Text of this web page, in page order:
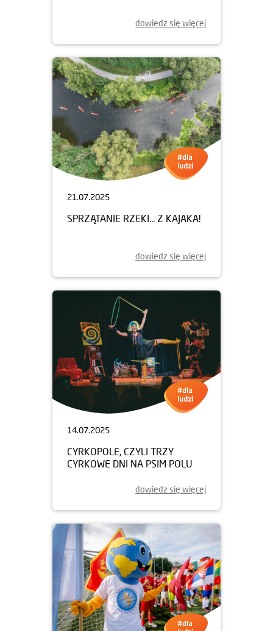
dowiedz się więcej
21.07.2025
SPRZĄTANIE RZEKI... Z KAJAKA!
dowiedz się więcej
14.07.2025
CYRKOPOLE, CZYLI TRZY
CYRKOWE DNI NA PSIM POLU
dowiedz się więcej